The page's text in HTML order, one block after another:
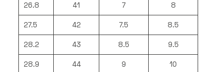
26.8 41 7 8
27.5 42 7.5 8.5
28.2 43 8.5 9.5
28.9 44 9 10